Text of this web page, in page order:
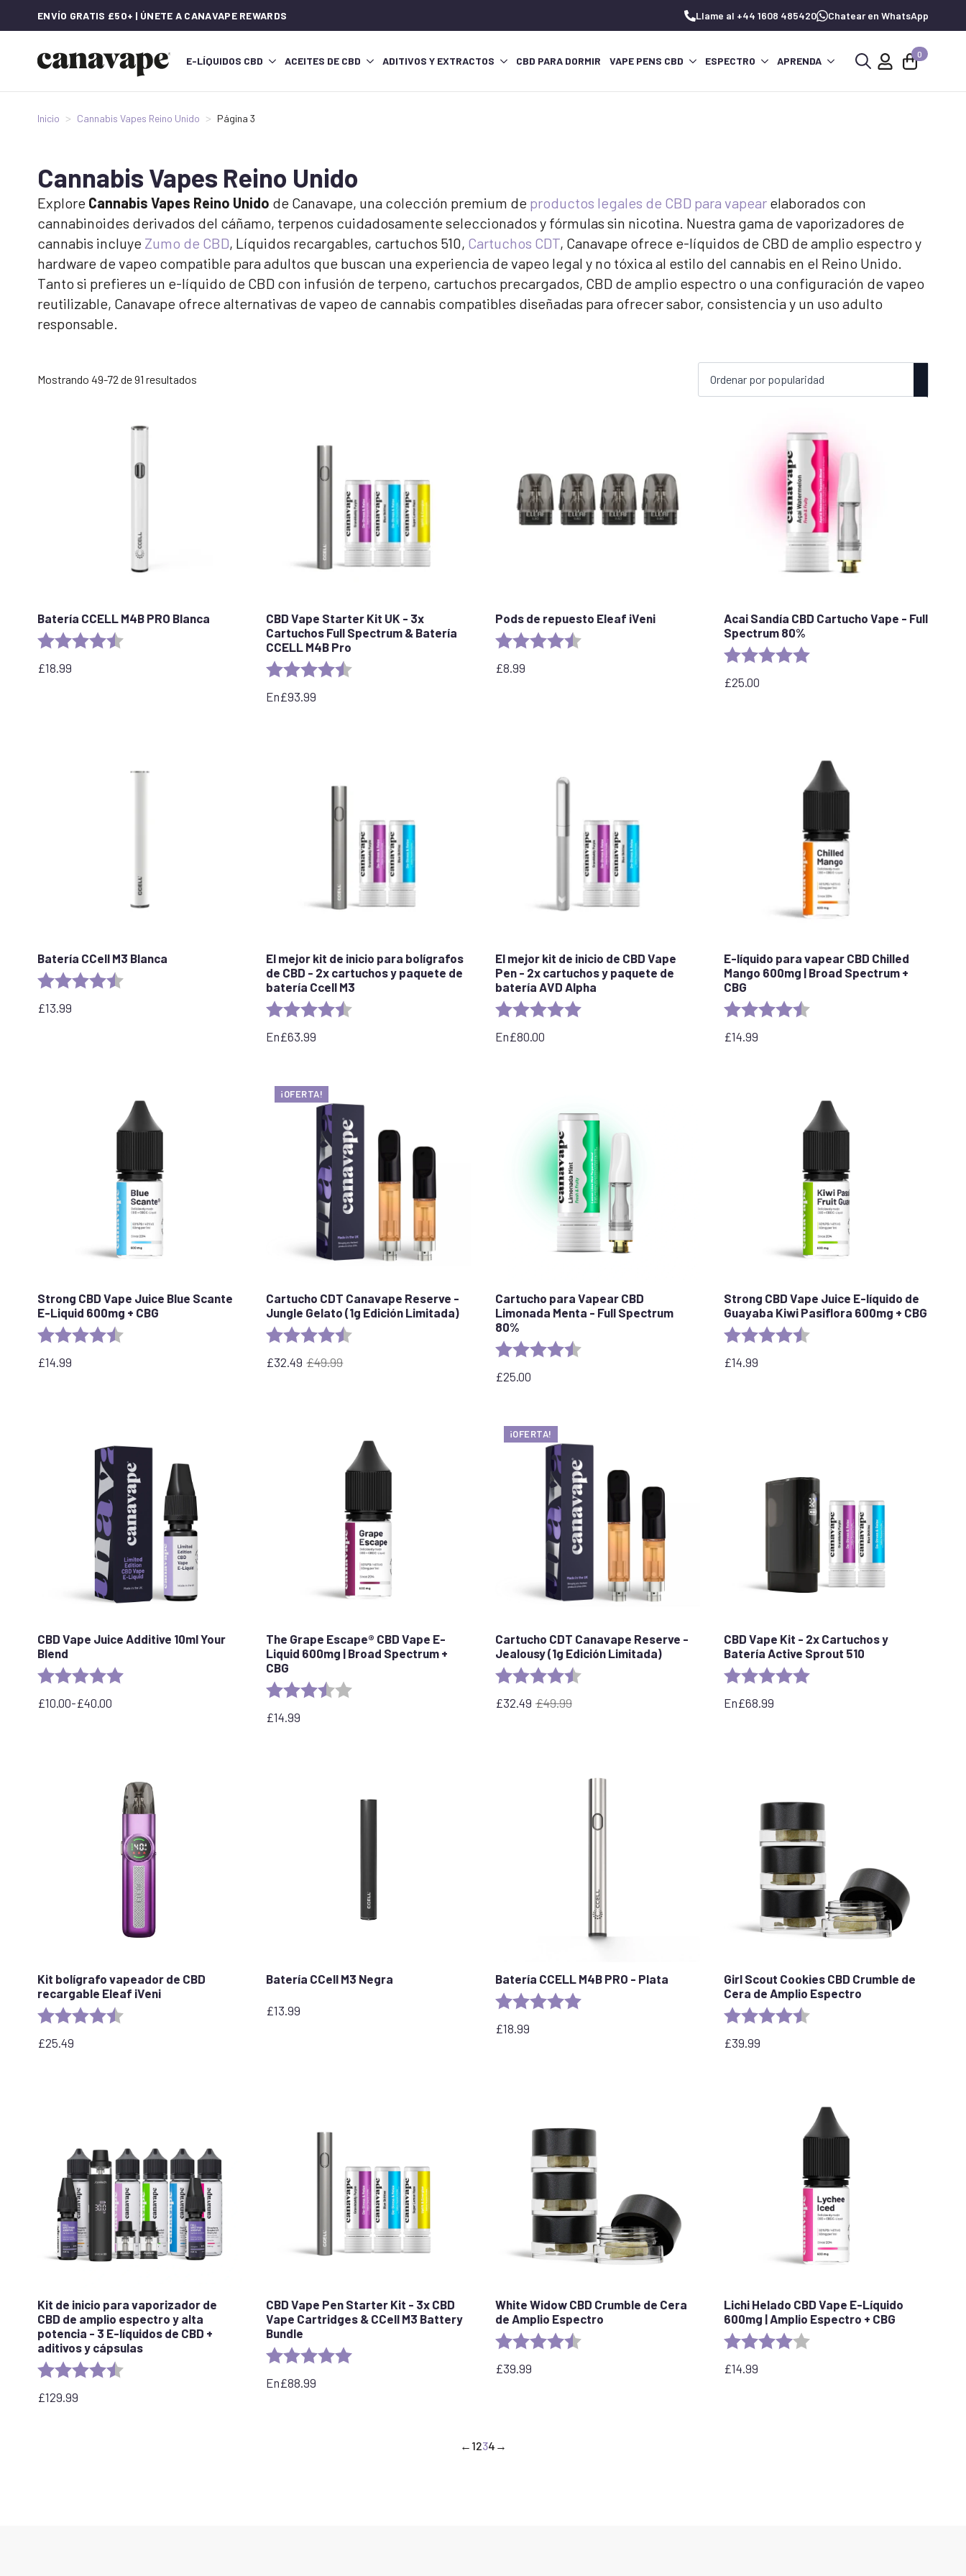
ENVÍO GRATIS £50+ | ÚNETE A CANAVAPE REWARDS Llame al +44 1608 485420 Chatear en WhatsApp
E-LÍQUIDOS CBD ACEITES DE CBD ADITIVOS Y EXTRACTOS CBD PARA DORMIR VAPE PENS CBD ESPECTRO APRENDA
0
Inicio Cannabis Vapes Reino Unido Página 3
Cannabis Vapes Reino Unido
Explore Cannabis Vapes Reino Unido de Canavape, una colección premium de productos legales de CBD para vapear elaborados con
cannabinoides derivados del cáñamo, terpenos cuidadosamente seleccionados y fórmulas sin nicotina. Nuestra gama de vaporizadores de
cannabis incluye Zumo de CBD, Líquidos recargables, cartuchos 510, Cartuchos CDT, Canavape ofrece e-líquidos de CBD de amplio espectro y
hardware de vapeo compatible para adultos que buscan una experiencia de vapeo legal y no tóxica al estilo del cannabis en el Reino Unido.
Tanto si prefieres un e-líquido de CBD con infusión de terpeno, cartuchos precargados, CBD de amplio espectro o una configuración de vapeo
reutilizable, Canavape ofrece alternativas de vapeo de cannabis compatibles diseñadas para ofrecer sabor, consistencia y un uso adulto
responsable.
Mostrando 49-72 de 91 resultados
Batería CCELL M4B PRO Blanca
Rating:
£18.99
CBD Vape Starter Kit UK - 3x
Cartuchos Full Spectrum & Batería
CCELL M4B Pro
Rating:
En£93.99
Pods de repuesto Eleaf iVeni
Rating: 4.7 out of 5 stars
£8.99
Acai Sandía CBD Cartucho Vape - Full
Spectrum 80%
Rating:
£25.00
Batería CCell M3 Blanca
Rating:
£13.99
El mejor kit de inicio para bolígrafos
de CBD - 2x cartuchos y paquete de
batería Ccell M3
Rating:
En£63.99
El mejor kit de inicio de CBD Vape
Pen - 2x cartuchos y paquete de
batería AVD Alpha
Rating: 5.0 out of 5 stars
En£80.00
E-líquido para vapear CBD Chilled
Mango 600mg | Broad Spectrum +
CBG
Rating:
£14.99
Strong CBD Vape Juice Blue Scante
E-Liquid 600mg + CBG
Rating:
£14.99
¡OFERTA!
Cartucho CDT Canavape Reserve -
Jungle Gelato (1g Edición Limitada)
Rating:
£49.99
El
£32.49
El
Cartucho para Vapear CBD
Limonada Menta - Full Spectrum
80%
Rating: 4.7 out of 5 stars
£25.00
Strong CBD Vape Juice E-líquido de
Guayaba Kiwi Pasiflora 600mg + CBG
Rating:
£14.99
CBD Vape Juice Additive 10ml Your
Blend
Rating:
£10.00-£40.00
Rango
The Grape Escape® CBD Vape E-
Liquid 600mg | Broad Spectrum +
CBG
Rating:
£14.99
¡OFERTA!
Cartucho CDT Canavape Reserve -
Jealousy (1g Edición Limitada)
Rating: 4.8 out of 5 stars
£49.99
El
£32.49
El
CBD Vape Kit - 2x Cartuchos y
Batería Active Sprout 510
Rating:
En£68.99
Kit bolígrafo vapeador de CBD
recargable Eleaf iVeni
Rating:
£25.49
Batería CCell M3 Negra
£13.99
Batería CCELL M4B PRO - Plata
Rating: 5.0 out of 5 stars
£18.99
Girl Scout Cookies CBD Crumble de
Cera de Amplio Espectro
Rating:
£39.99
Kit de inicio para vaporizador de
CBD de amplio espectro y alta
potencia - 3 E-líquidos de CBD +
aditivos y cápsulas
Rating:
£129.99
CBD Vape Pen Starter Kit - 3x CBD
Vape Cartridges & CCell M3 Battery
Bundle
Rating:
En£88.99
White Widow CBD Crumble de Cera
de Amplio Espectro
Rating: 4.8 out of 5 stars
£39.99
Lichi Helado CBD Vape E-Líquido
600mg | Amplio Espectro + CBG
Rating:
£14.99
← 1234 →